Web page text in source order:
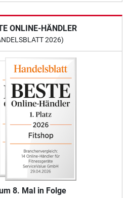
ONLINE-HÄNDLER
2026)
8. Mal in Folge